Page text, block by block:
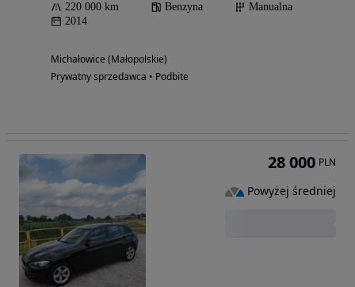
220 000 km Benzyna
Manualna
2014
Michałowice (Małopolskie)
Prywatny sprzedawca • Podbite
28 000 PLN
Powyżej średniej